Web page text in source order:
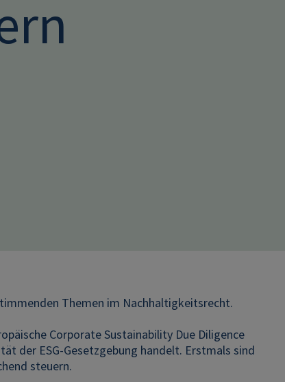
Themen im Nachhaltigkeitsrecht.
Corporate Sustainability Due Diligence
der ESG-Gesetzgebung handelt. Erstmals sind
steuern.